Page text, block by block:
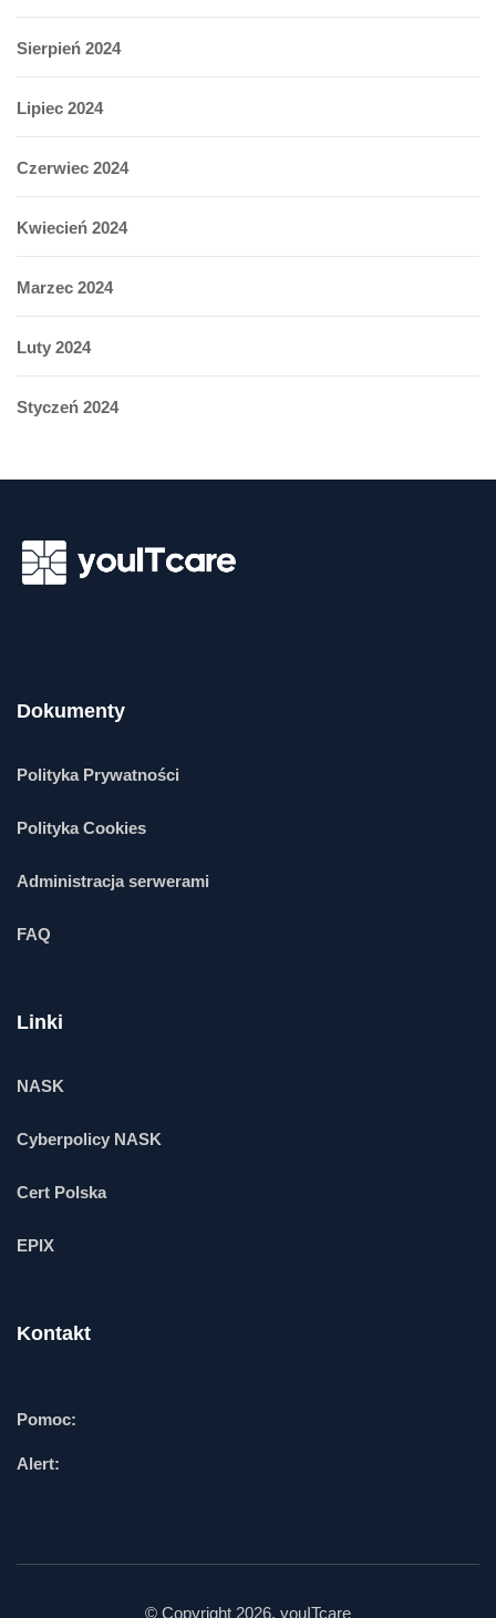
Sierpień 2024
Lipiec 2024
Czerwiec 2024
Kwiecień 2024
Marzec 2024
Luty 2024
Styczeń 2024
Dokumenty
Polityka Prywatności
Polityka Cookies
Administracja serwerami
FAQ
Linki
NASK
Cyberpolicy NASK
Cert Polska
EPIX
Kontakt
Pomoc:
Alert:
© Copyright 2026. youITcare